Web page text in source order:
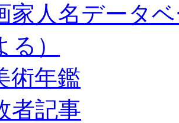
家人名データ
る）
術年鑑
者記事